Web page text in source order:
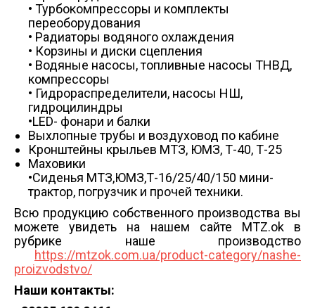
• Турбокомпрессоры и комплекты
переоборудования
• Радиаторы водяного охлаждения
• Корзины и диски сцепления
• Водяные насосы, топливные насосы ТНВД,
компрессоры
• Гидрораспределители, насосы НШ,
гидроцилиндры
•LED- фонари и балки
Выхлопные трубы и воздуховод по кабине
Кронштейны крыльев МТЗ, ЮМЗ, Т-40, Т-25
Маховики
•Сиденья МТЗ,ЮМЗ,Т-16/25/40/150 мини-
трактор, погрузчик и прочей техники.
Всю продукцию собственного производства вы
можете увидеть на нашем сайте MTZ.ok в
рубрике наше производство
https://mtzok.com.ua/product-category/nashe-
proizvodstvo/
Наши контакты: